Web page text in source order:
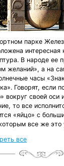
парке
интересная
В народе ее
желаний», а на
часы
Говорят, если
вокруг своей оси
то все
«яйцо» с
все же это
всежителей
листом
картой